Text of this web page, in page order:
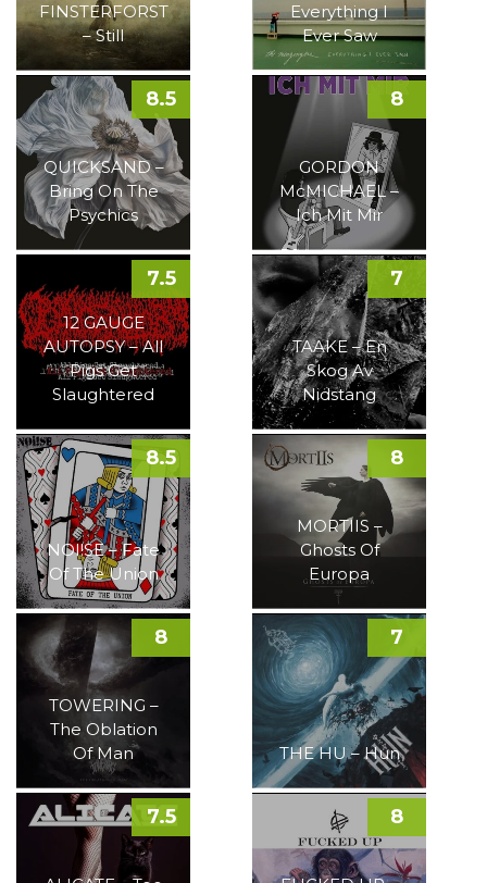
FINSTERFORST
– Still
Everything I
Ever Saw
QUICKSAND –
Bring On The
Psychics
8.5
GORDON
McMICHAEL –
Ich Mit Mir
8
12 GAUGE
AUTOPSY – All
Pigs Get
Slaughtered
7.5
TAAKE – En
Skog Av
Nidstang
7
NOI!SE – Fate
Of The Union
8.5
MORTIIS –
Ghosts Of
Europa
8
TOWERING –
The Oblation
Of Man
8
THE HU – Hun
7
7.5 8